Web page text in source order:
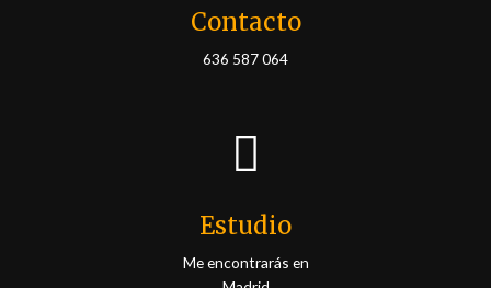
Contacto
636 587 064
Estudio
Me encontrarás en